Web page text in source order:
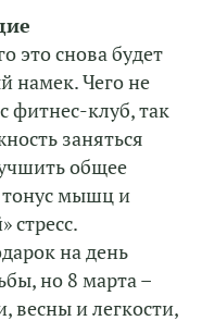
это снова будет
намек. Чего не
фитнес-клуб, так
заняться
общее
тонус мышц и
стресс.
на день
но 8 марта –
весны и легкости,